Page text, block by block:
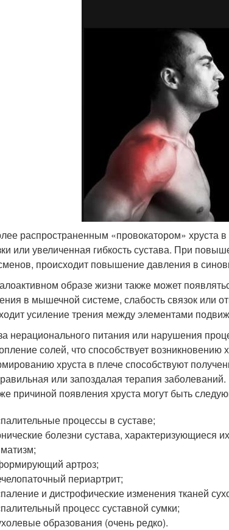
распространенным «провокатором» хруста
или увеличенная гибкость сустава. При
происходит повышение давления в
образе жизни также может
в мышечной системе, слабость связок или
усиление трения между элементами
нерационального питания или нарушения
солей, что способствует возникновению
хруста в плече способствуют
или запоздалая терапия заболеваний.
причиной появления хруста могут быть
процессы в суставе;
болезни сустава, характеризующиеся
артроз;
периартрит;
и дистрофические изменения тканей
процесс суставной сумки;
образования (очень редко).